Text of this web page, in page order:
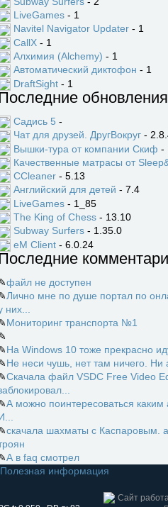
LiveGames - 1
Navitel Navigator Updater - 1
CallX - 1
Алхимия (Alchemy) - 1
Автоматический диктофон - 1
DraftSight - 1
обновления
Садись 5 -
Чат для друзей. ДругВокруг -
Вышки-тура от компании Скиф -
Качественные матрасы от
CCleaner - 5.13
Английский для детей - 7.4
LiveGames - 1_85
The King of Chess - 13.10
Subway Surfers - 1.35.0
eM Client - 6.0.24
файл не доступен
Лично мне по душе портал по
них...
Мониторинг транспорта №1
На Windows 10 тоже прекрасно
Не неси чушь, нет там ничего. Ни
Скачала файл VSDC Free Video
А можно поинтересоваться
скачала шахматы с Каспаровым.
А в faq смотрел
Полезная информация